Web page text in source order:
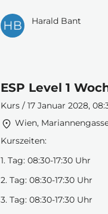
Harald Bant
ESP Level 1
Kurs / 17 Januar 2028,
Wien,
Kurszeiten:
1. Tag: 08:30-17:30 Uhr
2. Tag: 08:30-17:30 Uhr
3. Tag: 08:30-17:30 Uhr